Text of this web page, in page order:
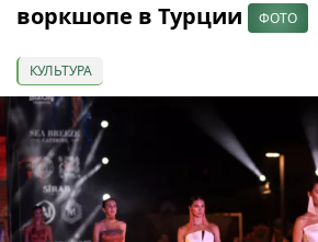
воркшопе в Турции
ФОТО
КУЛЬТУРА